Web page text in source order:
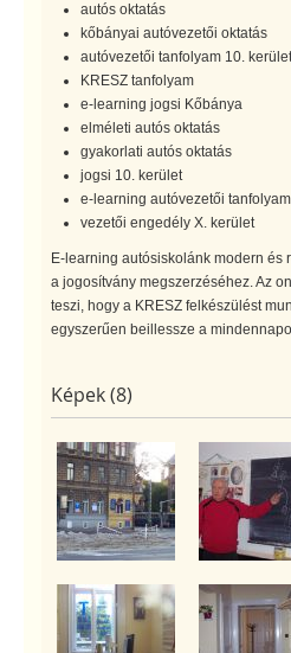
autós oktatás
kőbányai autóvezetői oktatás
autóvezetői tanfolyam 10. kerület
KRESZ tanfolyam
e-learning jogsi Kőbánya
elméleti autós oktatás
gyakorlati autós oktatás
jogsi 10. kerület
e-learning autóvezetői tanfolyam
vezetői engedély X. kerület
E-learning autósiskolánk modern és
a jogosítvány megszerzéséhez. Az
teszi, hogy a KRESZ felkészülést
egyszerűen beillessze a
Képek (8)